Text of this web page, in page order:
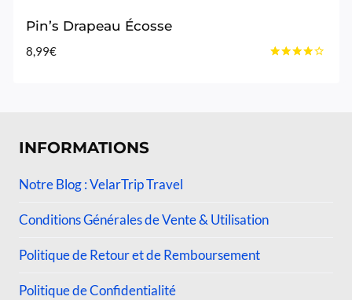
Pin’s Drapeau Écosse
8,99€
INFORMATIONS
Notre Blog : VelarTrip Travel
Conditions Générales de Vente & Utilisation
Politique de Retour et de Remboursement
Politique de Confidentialité